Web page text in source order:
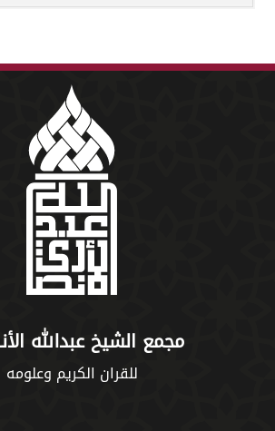
مجمع الشيخ عبدالله
للقران الكريم وعلومه